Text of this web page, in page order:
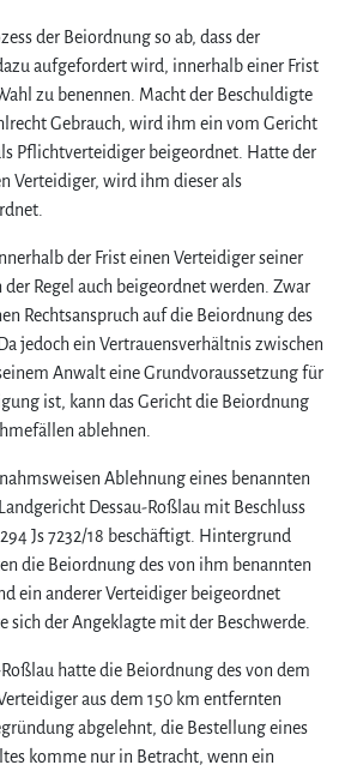
ä
h
l
t
e
c
h
t
v
e
r
g
e
r
der Beiordnung so ab, dass der
aufgefordert wird, innerhalb einer Frist
zu benennen. Macht der Beschuldigte
Gebrauch, wird ihm ein vom Gericht
Pflichtverteidiger beigeordnet. Hatte der
Verteidiger, wird ihm dieser als
der Frist einen Verteidiger seiner
Regel auch beigeordnet werden. Zwar
Rechtsanspruch auf die Beiordnung des
jedoch ein Vertrauensverhältnis zwischen
Anwalt eine Grundvoraussetzung für
ist, kann das Gericht die Beiordnung
ablehnen.
Ablehnung eines benannten
Dessau-Roßlau mit Beschluss
Js 7232/18 beschäftigt. Hintergrund
die Beiordnung des von ihm benannten
ein anderer Verteidiger beigeordnet
sich der Angeklagte mit der Beschwerde.
hatte die Beiordnung des von dem
aus dem 150 km entfernten
abgelehnt, die Bestellung eines
komme nur in Betracht, wenn ein